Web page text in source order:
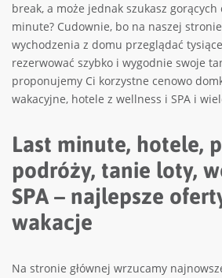
break, a może jednak szukasz
minute? Cudownie, bo na naszej
wychodzenia z domu przeglądać
rezerwować szybko i wygodnie swoje
proponujemy Ci korzystne cenowo
wakacyjne, hotele z wellness i SPA i
Last minute, hotele,
podróży, tanie loty,
SPA – najlepsze
wakacje
Na stronie głównej wrzucamy